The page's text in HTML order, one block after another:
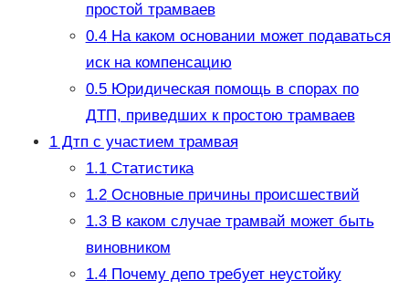
простой трамваев
0.4На каком основании может подаваться
иск на компенсацию
0.5Юридическая помощь в спорах по
ДТП, приведших к простою трамваев
1Дтп с участием трамвая
1.1Статистика
1.2Основные причины происшествий
1.3В каком случае трамвай может быть
виновником
1.4Почему депо требует неустойку